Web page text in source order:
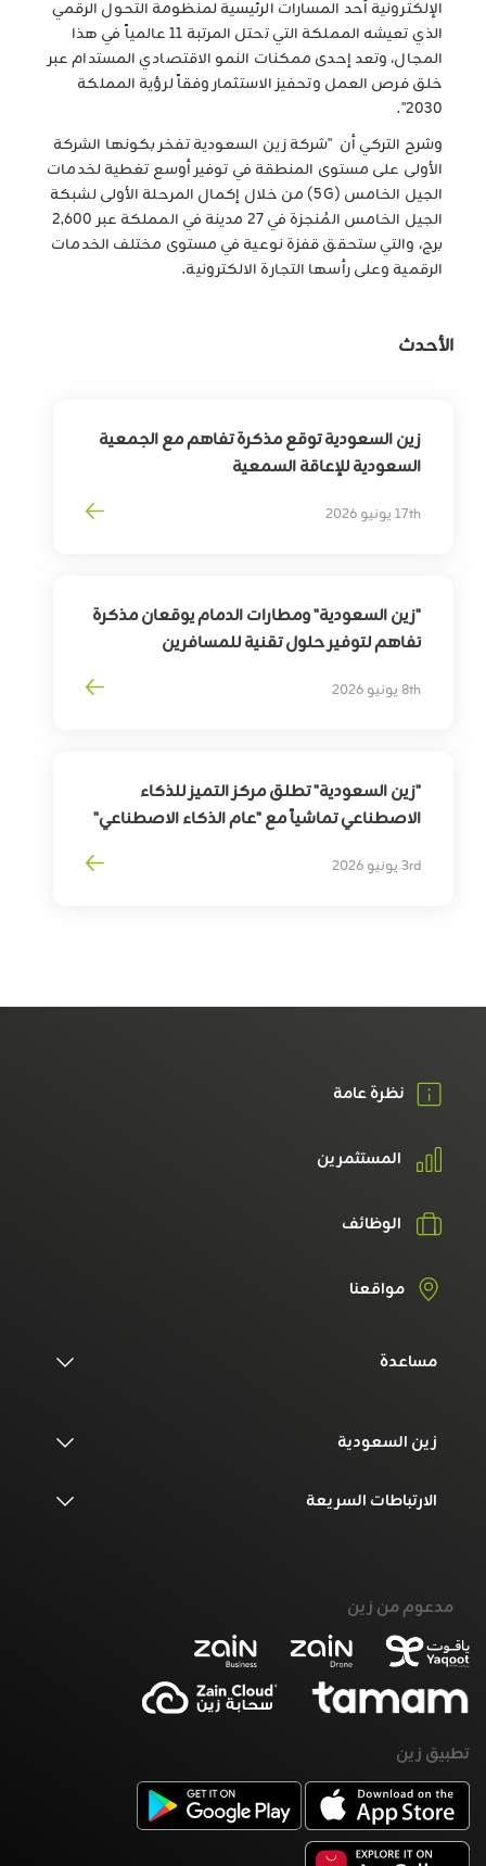
الإلكترونية أحد المسارات الرئيسية لمنظومة التحول الرقمي
الذي تعيشه المملكة التي تحتل المرتبة 11 عالمياً في هذا
المجال، وتعد إحدى ممكنات النمو الاقتصادي المستدام عبر
خلق فرص العمل وتحفيز الاستثمار وفقاً لرؤية المملكة
2030".
وشرح التركي أن "شركة زين السعودية تفخر بكونها الشركة
الأولى على مستوى المنطقة في توفير أوسع تغطية لخدمات
الجيل الخامس (5G) من خلال إكمال المرحلة الأولى لشبكة
الجيل الخامس المُنجزة في 27 مدينة في المملكة عبر 2,600
برج، والتي ستحقق قفزة نوعية في مستوى مختلف الخدمات
الرقمية وعلى رأسها التجارة الالكترونية.
الأحدث
زين السعودية توقع مذكرة تفاهم مع الجمعية
السعودية للإعاقة السمعية
ذوي الإعاقة السمعية
17th يونيو 2026
"زين السعودية" ومطارات الدمام يوقعان مذكرة
تفاهم لتوفير حلول تقنية للمسافرين
وترقيةتجربةالمسافرين 8th يونيو 2026
"زين السعودية" تطلق مركز التميز للذكاء
الاصطناعي تماشياً مع "عام الذكاء الاصطناعي"
3rd يونيو 2026
نظرة عامة
المستثمرين
الوظائف
مواقعنا
مساعدة
زين السعودية
الارتباطات السريعة
مدعوم من زين
تطبيق زين